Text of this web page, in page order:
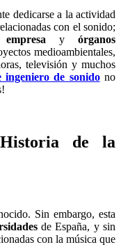
dedicarse a la actividad
con el sonido;
yórganos
medioambientales,
televisión y muchos
de sonidono
de la
Sin embargo, esta
de España, y sin
con la música que